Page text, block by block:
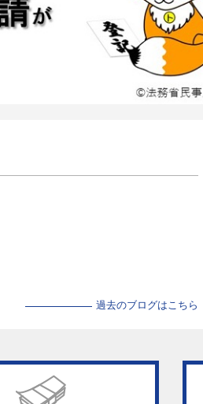
過去のブログはこちら